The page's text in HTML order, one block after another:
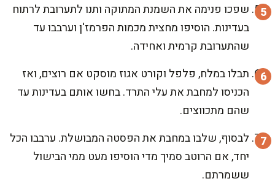
שפכו פנימה את השמנת המתוקה ותנו לתערובת לרתוח
בעדינות. הוסיפו מחצית מכמות הפרמז'ן וערבבו עד
שהתערובת קרמית ואחידה.
תבלו במלח, פלפל וקורט אגוז מוסקט אם רוצים, ואז
הכניסו למחבת את עלי התרד. בחשו אותם בעדינות עד
שהם מתכווצים.
לבסוף, שלבו במחבת את הפסטה המבושלת. ערבבו הכל
יחד, אם הרוטב סמיך מדי הוסיפו מעט ממי הבישול
ששמרתם.